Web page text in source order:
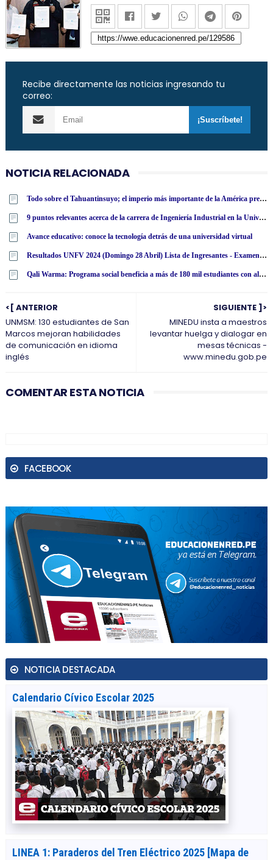
Recibe directamente las noticias ingresando tu
correo:
NOTICIA RELACIONADA
Todo sobre el Tahuantinsuyo; el imperio más importante de la América precolombina
9 puntos relevantes acerca de la carrera de Ingeniería Industrial en la Universidad Tecnológica Latinoamericana en línea
Avance educativo: conoce la tecnología detrás de una universidad virtual
Resultados UNFV 2024 (Domingo 28 Abril) Lista de Ingresantes - Examen Admisión Ordinario y Extraordinario - Universidad Nacional Federico Villarreal - www·unfv·edu·pe
Qali Warma: Programa social beneficia a más de 180 mil estudiantes con alimentos nutritivos en San Martín
SIGUIENTE ]>
MINEDU insta a maestros
levantar huelga y dialogar en
mesas técnicas -
www.minedu.gob.pe
<[ ANTERIOR
UNMSM: 130 estudiantes de San
Marcos mejoran habilidades
de comunicación en idioma
inglés
COMENTAR ESTA NOTICIA
FACEBOOK
NOTICIA DESTACADA
Calendario Cívico Escolar 2025
LINEA 1: Paraderos del Tren Eléctrico 2025 [Mapa de